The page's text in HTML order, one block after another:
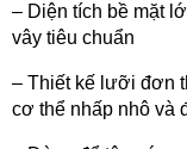
– Diện tích bề mặt
vây tiêu chuẩn
– Thiết kế lưỡi đơn
cơ thể nhấp nhô và